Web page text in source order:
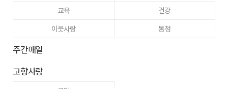
교육
건강
이웃사랑
동정
주간매일
고향사랑